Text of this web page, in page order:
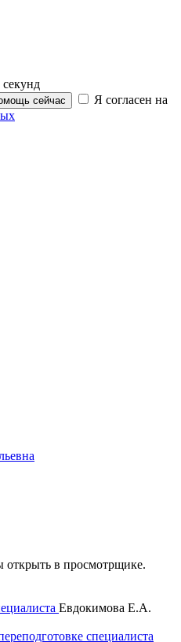
секунд
сейчас
Я согласен на
открыть в просмотрщике.
Евдокимова Е.А.